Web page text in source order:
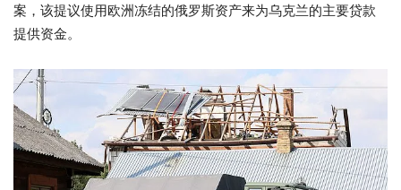
案，该提议使用欧洲冻结的俄罗斯资产来为乌克兰的主要贷款
提供资金。